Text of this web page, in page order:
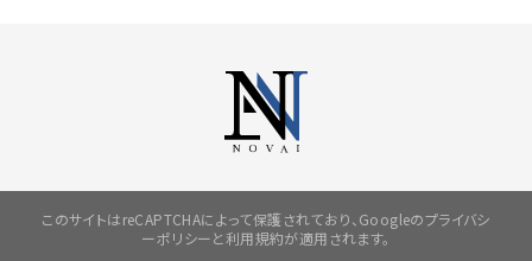
このサイトはreCAPTCHAによって保護されており、Googleのプライバシ
ーポリシーと利用規約が適用されます。